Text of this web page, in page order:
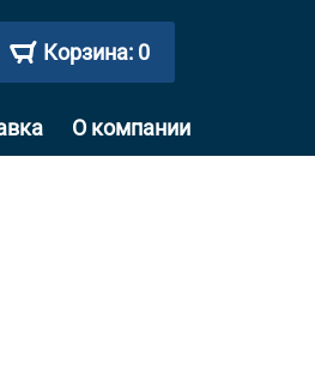
Корзина: 0
О компании